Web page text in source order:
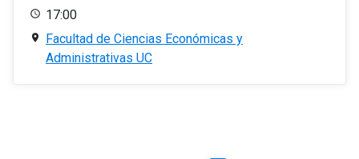
17:00
Facultad de Ciencias Económicas y
Administrativas UC